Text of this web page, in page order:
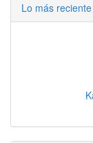
Lo más reciente